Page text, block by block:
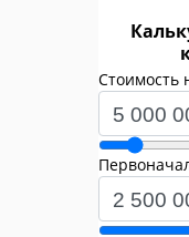
Стоимость